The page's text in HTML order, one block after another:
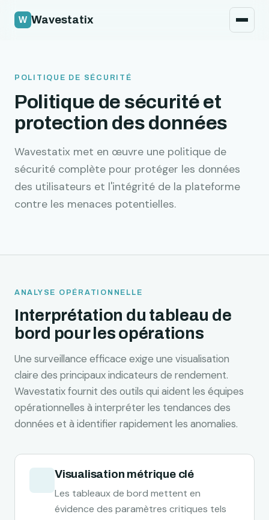
Wavestatix
Politique de sécurité
POLITIQUE DE SÉCURITÉ
Politique de sécurité et
protection des données
Wavestatix met en œuvre une politique de
sécurité complète pour protéger les données
des utilisateurs et l'intégrité de la plateforme
contre les menaces potentielles.
ANALYSE OPÉRATIONNELLE
Interprétation du tableau de
bord pour les opérations
Une surveillance efficace exige une visualisation
claire des principaux indicateurs de rendement.
Wavestatix fournit des outils qui aident les équipes
opérationnelles à interpréter les tendances des
données et à identifier rapidement les anomalies.
Visualisation métrique clé
Les tableaux de bord mettent en
évidence des paramètres critiques tels